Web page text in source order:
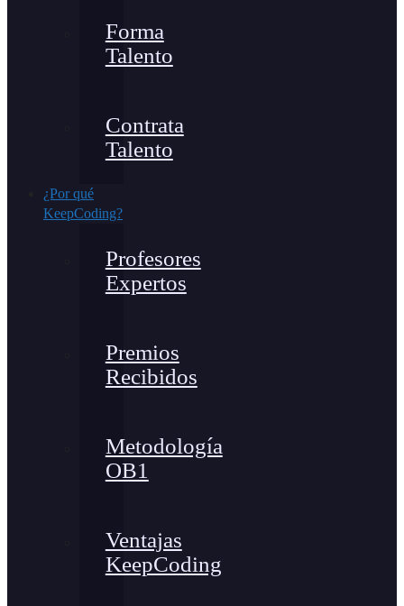
Forma
Talento
Contrata
Talento
¿Por qué
KeepCoding?
Profesores
Expertos
Premios
Recibidos
Metodología
OB1
Ventajas
KeepCoding